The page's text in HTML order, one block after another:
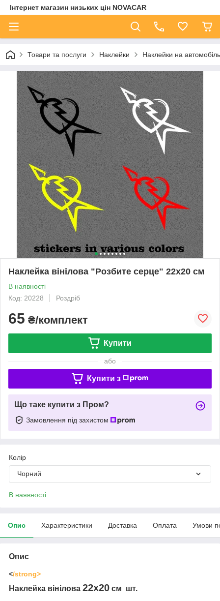
Інтернет магазин низьких цін NOVACAR
Товари та послуги Наклейки Наклейки на автомобіль
Наклейка вінілова "Розбите серце" 22х20 см
В наявності
Код: 20228
Роздріб
65 ₴/комплект
Купити
або
Купити з
Що таке купити з Пром?
Замовлення під захистом
Колір
Чорний
В наявності
Опис Характеристики Доставка Оплата Умови
Опис
</strong>
Наклейка вінілова 22х20 см шт.